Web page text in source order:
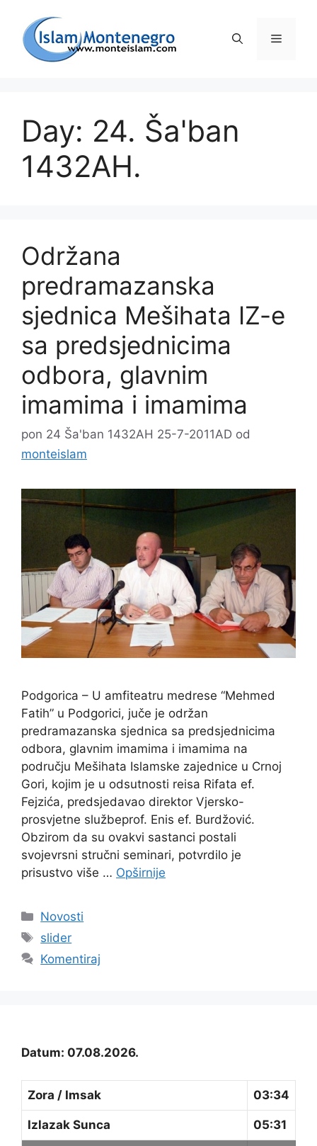
sadržaj
Day: 24. Ša'ban
1432AH.
Održana
predramazanska
sjednica Mešihata IZ-e
sa predsjednicima
odbora, glavnim
imamima i imamima
pon 24 Ša'ban 1432AH 25-7-2011AD od
monteislam
Podgorica – U amfiteatru medrese “Mehmed
Fatih” u Podgorici, juče je održan
predramazanska sjednica sa predsjednicima
odbora, glavnim imamima i imamima na
području Mešihata Islamske zajednice u Crnoj
Gori, kojim je u odsutnosti reisa Rifata ef.
Fejzića, predsjedavao direktor Vjersko-
prosvjetne službeprof. Enis ef. Burdžović.
Obzirom da su ovakvi sastanci postali
svojevrsni stručni seminari, potvrdilo je
prisustvo više … Opširnije
Kategorije
Novosti
Oznake
slider
Komentiraj
Datum: 07.08.2026.
Zora / Imsak 03:34
Izlazak Sunca 05:31